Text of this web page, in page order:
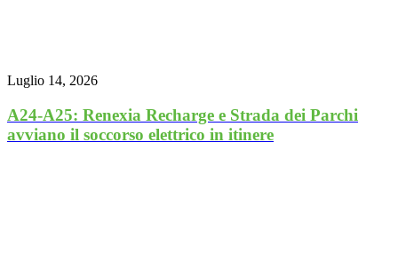
Luglio 14, 2026
A24-A25: Renexia Recharge e Strada dei Parchi
avviano il soccorso elettrico in itinere